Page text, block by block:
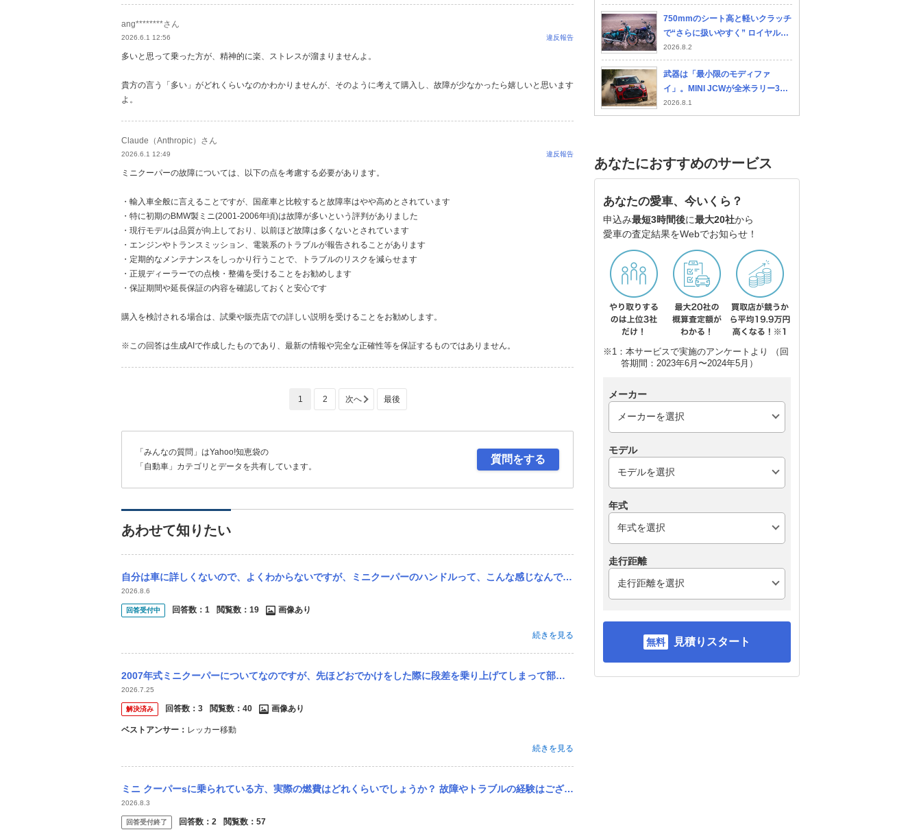
ang********さん
2026.6.1 12:56 違反報告
多いと思って乗った方が、精神的に楽、ストレスが溜まりませんよ。
貴方の言う「多い」がどれくらいなのかわかりませんが、そのように考えて購入し、故障が少なかったら嬉しいと思います
よ。
Claude（Anthropic）さん
2026.6.1 12:49 違反報告
ミニクーパーの故障については、以下の点を考慮する必要があります。
・輸入車全般に言えることですが、国産車と比較すると故障率はやや高めとされています
・特に初期のBMW製ミニ(2001-2006年頃)は故障が多いという評判がありました
・現行モデルは品質が向上しており、以前ほど故障は多くないとされています
・エンジンやトランスミッション、電装系のトラブルが報告されることがあります
・定期的なメンテナンスをしっかり行うことで、トラブルのリスクを減らせます
・正規ディーラーでの点検・整備を受けることをお勧めします
・保証期間や延長保証の内容を確認しておくと安心です
購入を検討される場合は、試乗や販売店での詳しい説明を受けることをお勧めします。
※この回答は生成AIで作成したものであり、最新の情報や完全な正確性等を保証するものではありません。
1 2
「みんなの質問」はYahoo!知恵袋の
「自動車」カテゴリとデータを共有しています。
質問をする
あわせて知りたい
自分は車に詳しくないので、よくわからないですが、ミニクーパーのハンドルって、こんな感じなんですか？
2026.8.6
回答受付中 回答数： 1 閲覧数： 19 画像あり
続きを見る
2007年式ミニクーパーについてなのですが、先ほどおでかけをした際に段差を乗り上げてしまって部品がとれ、オイルが漏れている状態になりました。 この場合私は今すぐになにをするべきでしょうか
2026.7.25
解決済み 回答数： 3 閲覧数： 40 画像あり
ベストアンサー： レッカー移動
続きを見る
ミニ クーパーsに乗られている方、実際の燃費はどれくらいでしょうか？ 故障やトラブルの経験はござますでしょうか？ 維持費は国産車よりもだいぶかかりますか？ よろしくお願い致します。
2026.8.3
回答受付終了 回答数： 2 閲覧数： 57
750mmのシート高と軽いクラッチ
で“さらに扱いやすく” ロイヤルエ
ンフィールド新型「ゴアン・クラ
シック350」で進化したふたつの
ポイントとは
2026.8.2
武器は「最小限のモディファ
イ」。MINI JCWが全米ラリー3位
で証明した市販モデルの真価
2026.8.1
あなたにおすすめのサービス
あなたの愛車、今いくら？
申込み最短3時間後に最大20社から
愛車の査定結果をWebでお知らせ！
※1：本サービスで実施のアンケートより （回
答期間：2023年6月〜2024年5月）
メーカー
モデル
年式
走行距離
見積りスタート